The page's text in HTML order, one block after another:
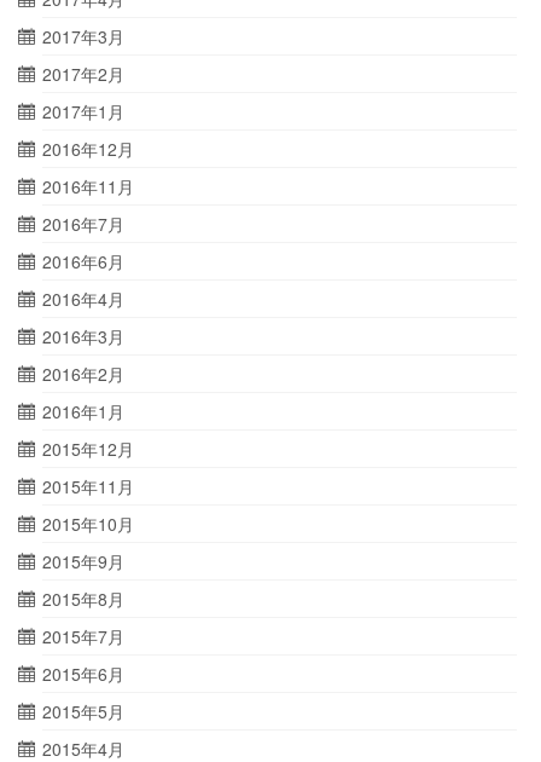
2017年3月
2017年2月
2017年1月
2016年12月
2016年11月
2016年7月
2016年6月
2016年4月
2016年3月
2016年2月
2016年1月
2015年12月
2015年11月
2015年10月
2015年9月
2015年8月
2015年7月
2015年6月
2015年5月
2015年4月